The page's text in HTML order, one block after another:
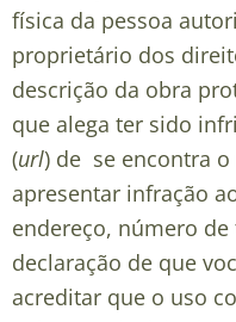
física da pessoa
proprietário dos
descrição da obra
que alega ter sido
(url) de se encontra
apresentar infração
endereço, número
declaração de que
acreditar que o uso